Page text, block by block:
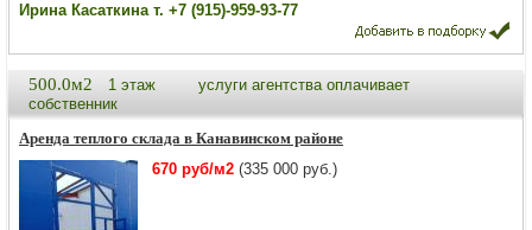
Ирина Касаткина т. +7 (915)-959-93-77
500.0м2 1 этаж
услуги агентства оплачивает
собственник
Аренда теплого склада в Канавинском районе
670 руб/м2 (335 000 руб.)